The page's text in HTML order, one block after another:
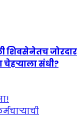
शिवसेनेतच जोरदार
संधी?